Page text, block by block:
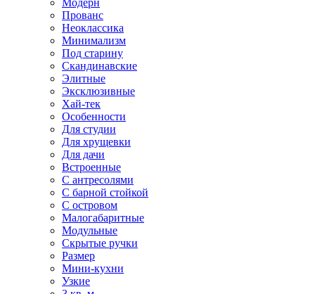
Модерн
Прованс
Неоклассика
Минимализм
Под старину
Скандинавские
Элитные
Эксклюзивные
Хай-тек
Особенности
Для студии
Для хрущевки
Для дачи
Встроенные
С антресолями
С барной стойкой
С островом
Малогабаритные
Модульные
Скрытые ручки
Размер
Мини-кухни
Узкие